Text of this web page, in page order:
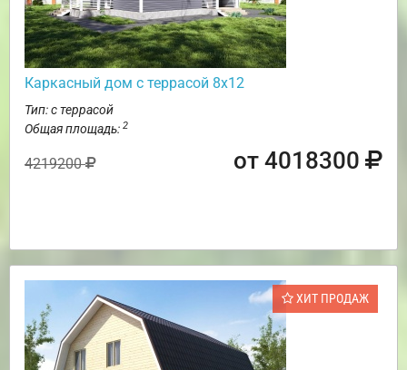
Каркасный дом с террасой 8х12
Тип: с террасой
Общая площадь: 2
4219200 от 4018300
ХИТ ПРОДАЖ